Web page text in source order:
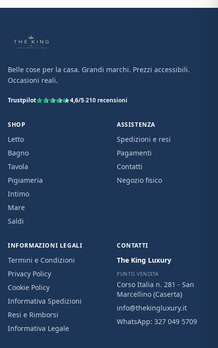
Belle cose per la casa. Grandi marchi. Prezzi accessibili.
Occasioni reali.
Trustpilot 4,6/5·210 recensioni
SHOP
Letto
Bagno
Tavola
Pigiameria
Intimo
Mare
Saldi
ASSISTENZA
Spedizioni e resi
Pagamenti
Contatti
Negozio fisico
INFORMAZIONI LEGALI
Termini e Condizioni
Privacy Policy
Cookie Policy
Informativa Spedizioni
Resi e Rimborsi
Informativa Legale
CONTATTI
The King Luxury
PUNTO VENDITA
Corso Italia n. 281 - San
Marcellino (Caserta)
info@thekingluxury.it
WhatsApp: 327 049 5709